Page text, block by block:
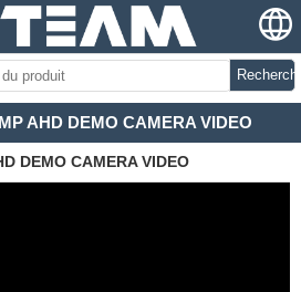
AHD DEMO CAMERA VIDEO
DEMO CAMERA VIDEO